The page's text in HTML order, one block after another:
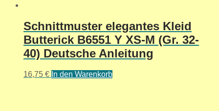
Schnittmuster elegantes Kleid
Butterick B6551 Y XS-M (Gr. 32-
40) Deutsche Anleitung
16,75 € In den Warenkorb